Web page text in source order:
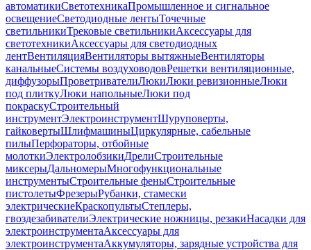
автоматикиСветотехникаПромышленное и сигнальное
освещениеСветодиодные лентыТочечные
светильникиТрековые светильникиАксессуары для
светотехникиАксессуары для светодиодных
лентВентиляцияВентиляторы вытяжныеВентиляторы
канальныеСистемы воздуховодовРешетки вентиляционные,
диффузорыПроветривателиЛюкиЛюки ревизионныеЛюки
под плиткуЛюки напольныеЛюки под
покраскуСтроительный
инструментЭлектроинструментШуруповерты,
гайковертыШлифмашиныЦиркулярные, сабельные
пилыПерфораторы, отбойные
молоткиЭлектролобзикиДрелиСтроительные
миксерыДальномерыМногофункциональные
инструментыСтроительные феныСтроительные
пистолетыФрезерыРубанки, стамески
электрическиеКраскопультыСтеплеры,
гвоздезабивателиЭлектрические ножницы, резакиНасадки для
электроинструментаАксессуары для
электроинструментаАккумуляторы, зарядные устройства для